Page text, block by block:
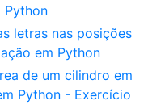
Python
letras nas posições
em Python
de um cilindro em
Python - Exercício